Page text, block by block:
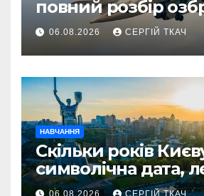
повний розбір
стратегічного
бомбардувальника
06.08.2026 СЕРГІЙ ТКАЧ
НАВЧАННЯ
Скільки років
символічна дата,
та те, що кажуть
06.08.2026 СЕРГІЙ ТКАЧ